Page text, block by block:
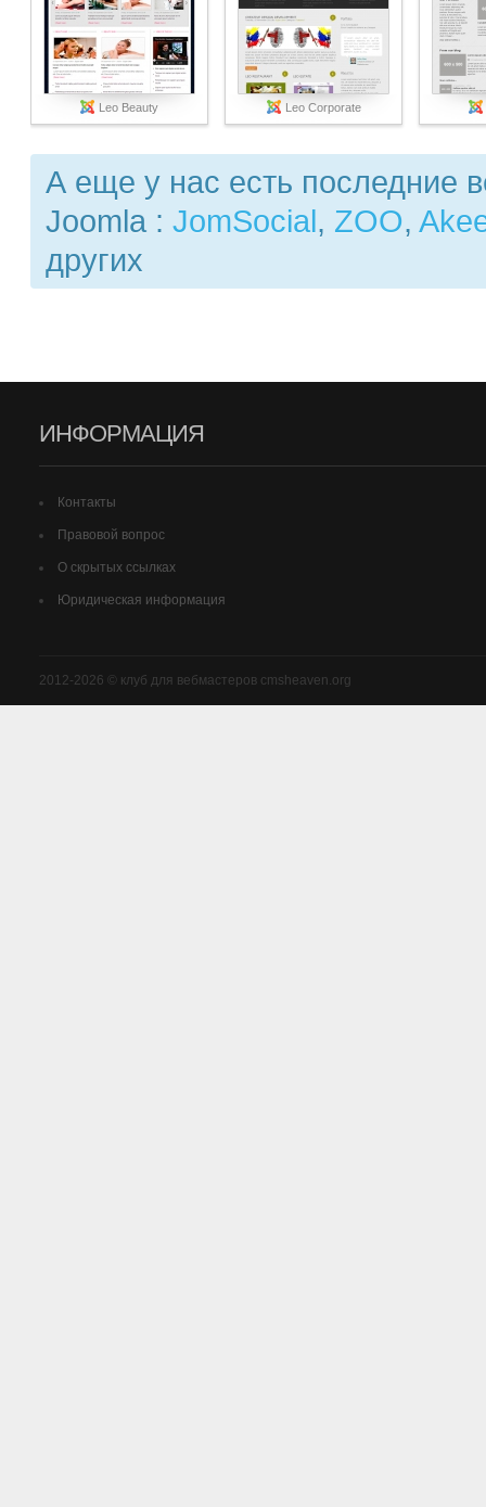
Leo Beauty Leo Corporate
А еще у нас есть последние
Joomla : JomSocial, ZOO,
других
ИНФОРМАЦИЯ
Контакты
Правовой вопрос
О скрытых ссылках
Юридическая информация
2012-2026 © клуб для вебмастеров cmsheaven.org